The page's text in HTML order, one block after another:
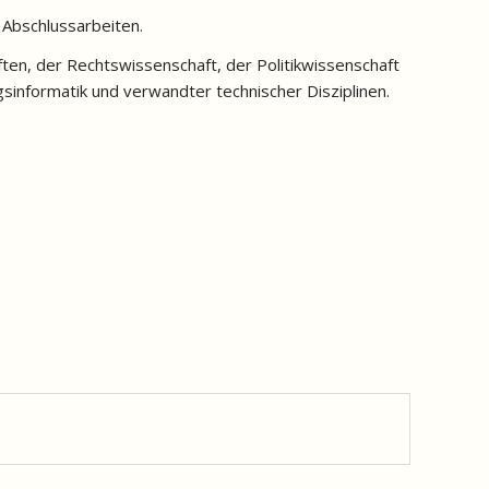
der Rechtswissenschaft, der Politikwissenschaft
und verwandter technischer Disziplinen.